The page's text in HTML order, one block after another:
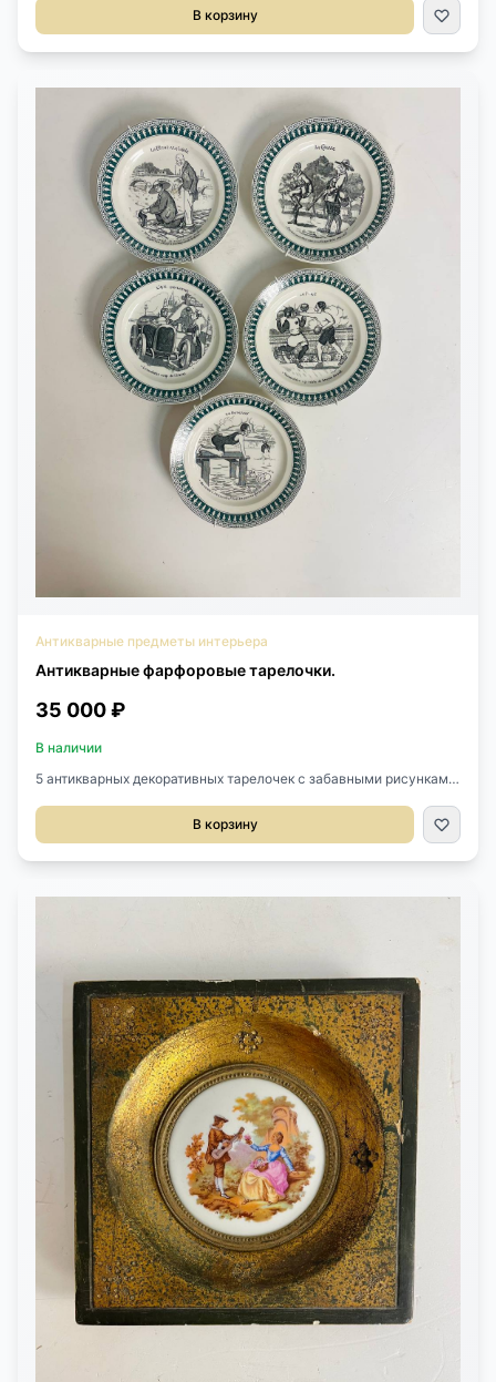
металла с серебрением. Хрусталь Bohemia. Поднос 20х26 см.
В корзину
Антикварные предметы интерьера
Антикварные фарфоровые тарелочки.
35 000 ₽
В наличии
5 антикварных декоративных тарелочек с забавными рисунками
Amand. Продаются с повесами. Диаметр 20 см. Цена за
В корзину